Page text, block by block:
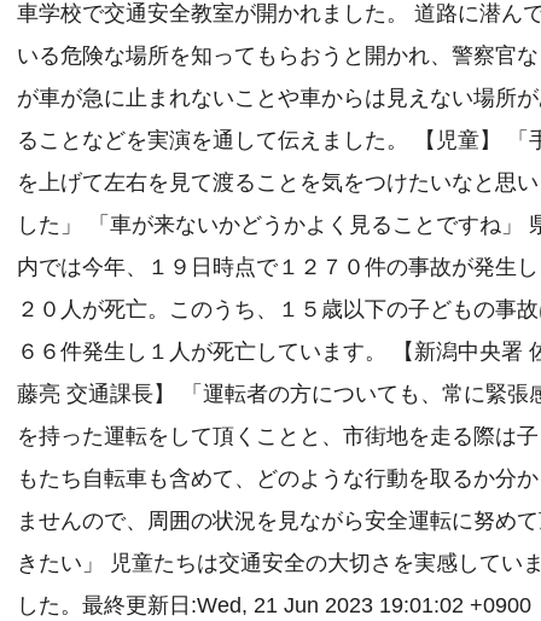
車学校で交通安全教室が開かれました。 道路に潜ん
いる危険な場所を知ってもらおうと開かれ、警察官
が車が急に止まれないことや車からは見えない場所
ることなどを実演を通して伝えました。 【児童】 「
を上げて左右を見て渡ることを気をつけたいなと思
した」 「車が来ないかどうかよく見ることですね」
内では今年、１９日時点で１２７０件の事故が発生
２０人が死亡。このうち、１５歳以下の子どもの事
６６件発生し１人が死亡しています。 【新潟中央署
藤亮 交通課長】 「運転者の方についても、常に緊張
を持った運転をして頂くことと、市街地を走る際は
もたち自転車も含めて、どのような行動を取るか分
ませんので、周囲の状況を見ながら安全運転に努め
きたい」 児童たちは交通安全の大切さを実感してい
した。最終更新日:Wed, 21 Jun 2023 19:01:02 +0900